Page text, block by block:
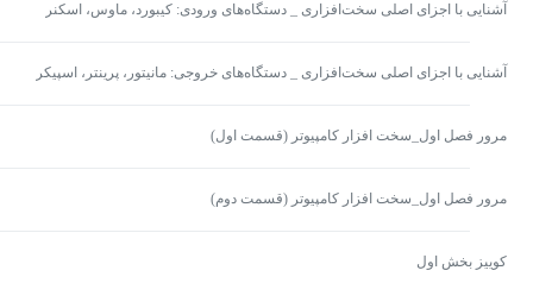
آشنایی با اجزای اصلی سخت‌افزاری _ دستگاه‌های ورودی: کیبورد، ماوس، اسکنر
آشنایی با اجزای اصلی سخت‌افزاری _ دستگاه‌های خروجی: مانیتور، پرینتر، اسپیکر
مرور فصل اول_سخت افزار کامپیوتر (قسمت اول)
مرور فصل اول_سخت افزار کامپیوتر (قسمت دوم)
کوییز بخش اول